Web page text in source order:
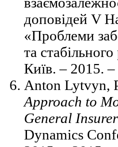
доповідей V
«Проблеми
та
Київ. – 2015.
Anton Lytvyn,
Approach to
General
Dynamics